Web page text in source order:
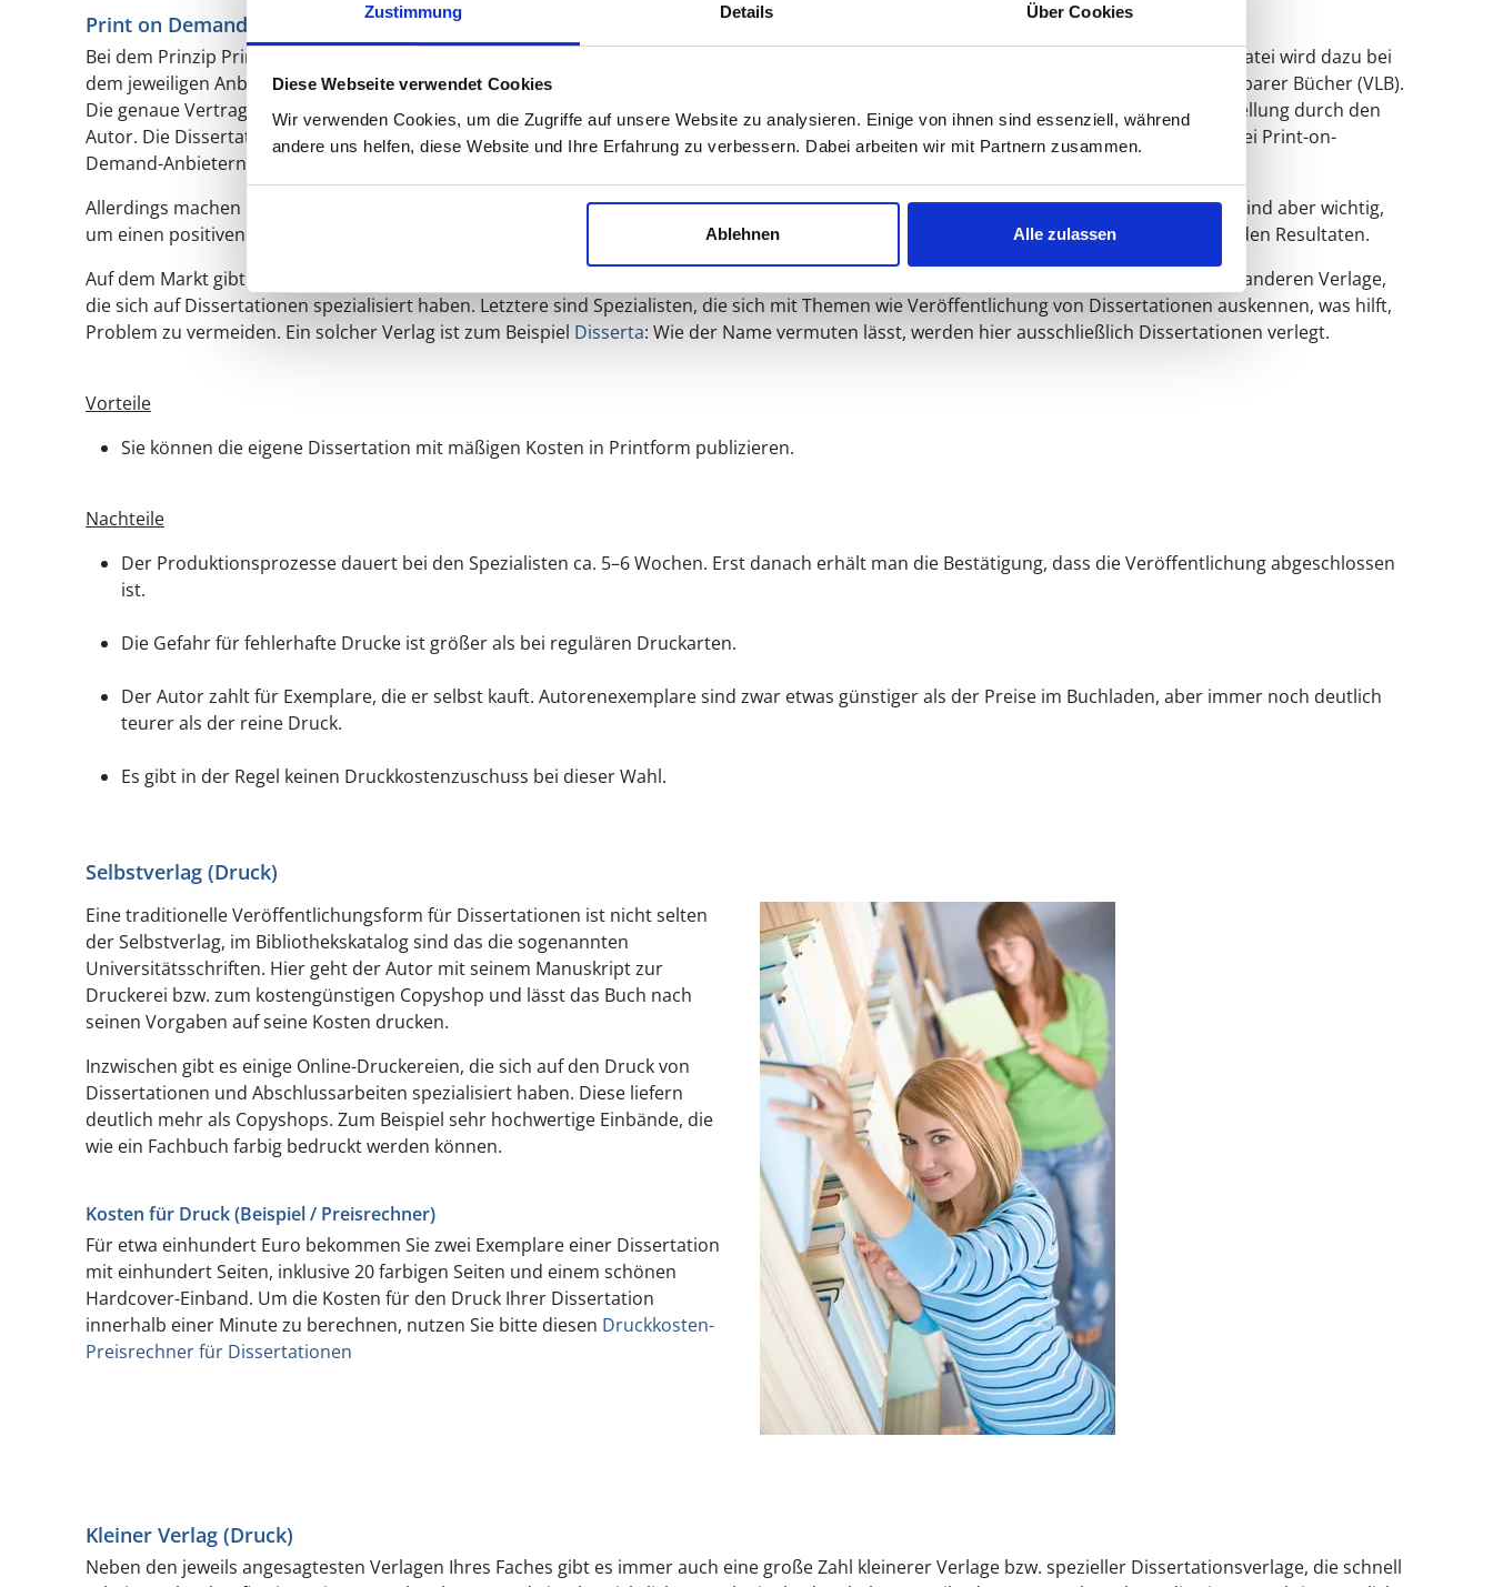
Zustimmung Details Über Cookies
Diese Webseite verwendet Cookies
Wir verwenden Cookies, um die Zugriffe auf unsere Website zu analysieren. Einige von ihnen sind essenziell, während
andere uns helfen, diese Website und Ihre Erfahrung zu verbessern. Dabei arbeiten wir mit Partnern zusammen.
Ablehnen Alle zulassen
Print on Demand und E-Book (Druck/Online)
Bei dem Prinzip Print on Demand (PoD) wird die Publikation nur auf konkrete Bestellung hin jeweils einzeln gedruckt. Die entsprechende Datei wird dazu bei
dem jeweiligen Anbieter hinterlegt. Der Anbieter vergibt kostenlos eine ISBN-Nummer und sorgt für die Aufnahme in das Verzeichnis lieferbarer Bücher (VLB).
Die genaue Vertragsgestaltung variiert, ebenso wie die Kosten. Der Vorteil ist das geringe Risiko bei der Auflage: Es gibt keine Mindestbestellung durch den
Autor. Die Dissertation ist mit einer ISBN im gesamten deutschen Buchhandel bestellbar. Eine zusätzliche Veröffentlichung als E-Book ist bei Print-on-
Demand-Anbietern eine feste Zusatzoption.
Allerdings machen Print-on-Demand-Anbieter in der Regel keine Werbung für das Werk. Gerade Buchbesprechungen in Fachzeitschriften sind aber wichtig,
um einen positiven Effekt für die akademische Karriere zu generieren. Auch findet meist kein kostenloses Lektorat statt – mit entsprechenden Resultaten.
Auf dem Markt gibt es zwei Klassen von Verlagen, die PoD-Publikationen anbieten: Zum einen die Verlage, die alles Mögliche drucken, zum anderen Verlage,
die sich auf Dissertationen spezialisiert haben. Letztere sind Spezialisten, die sich mit Themen wie Veröffentlichung von Dissertationen auskennen, was hilft,
Problem zu vermeiden. Ein solcher Verlag ist zum Beispiel Disserta: Wie der Name vermuten lässt, werden hier ausschließlich Dissertationen verlegt.
Vorteile
Sie können die eigene Dissertation mit mäßigen Kosten in Printform publizieren.
Nachteile
Der Produktionsprozesse dauert bei den Spezialisten ca. 5–6 Wochen. Erst danach erhält man die Bestätigung, dass die Veröffentlichung abgeschlossen
ist.
Die Gefahr für fehlerhafte Drucke ist größer als bei regulären Druckarten.
Der Autor zahlt für Exemplare, die er selbst kauft. Autorenexemplare sind zwar etwas günstiger als der Preise im Buchladen, aber immer noch deutlich
teurer als der reine Druck.
Es gibt in der Regel keinen Druckkostenzuschuss bei dieser Wahl.
Selbstverlag (Druck)
Eine traditionelle Veröffentlichungsform für Dissertationen ist nicht selten
der Selbstverlag, im Bibliothekskatalog sind das die sogenannten
Universitätsschriften. Hier geht der Autor mit seinem Manuskript zur
Druckerei bzw. zum kostengünstigen Copyshop und lässt das Buch nach
seinen Vorgaben auf seine Kosten drucken.
Inzwischen gibt es einige Online-Druckereien, die sich auf den Druck von
Dissertationen und Abschlussarbeiten spezialisiert haben. Diese liefern
deutlich mehr als Copyshops. Zum Beispiel sehr hochwertige Einbände, die
wie ein Fachbuch farbig bedruckt werden können.
Kosten für Druck (Beispiel / Preisrechner)
Für etwa einhundert Euro bekommen Sie zwei Exemplare einer Dissertation
mit einhundert Seiten, inklusive 20 farbigen Seiten und einem schönen
Hardcover-Einband. Um die Kosten für den Druck Ihrer Dissertation
innerhalb einer Minute zu berechnen, nutzen Sie bitte diesen Druckkosten-
Preisrechner für Dissertationen
Kleiner Verlag (Druck)
Neben den jeweils angesagtesten Verlagen Ihres Faches gibt es immer auch eine große Zahl kleinerer Verlage bzw. spezieller Dissertationsverlage, die schnell